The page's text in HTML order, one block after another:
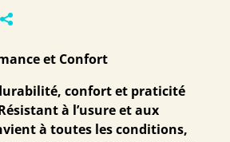
et Confort
confort et praticité
à l’usure et aux
à toutes les conditions,